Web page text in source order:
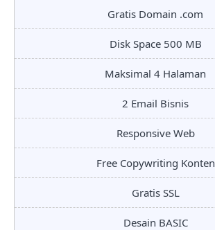
Gratis Domain .com
Disk Space 500 MB
Maksimal 4 Halaman
2 Email Bisnis
Responsive Web
Free Copywriting Konten
Gratis SSL
Desain BASIC